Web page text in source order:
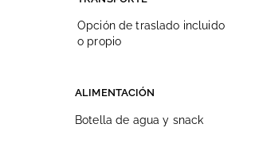
Opción de traslado incluido
o propio
ALIMENTACIÓN
Botella de agua y snack